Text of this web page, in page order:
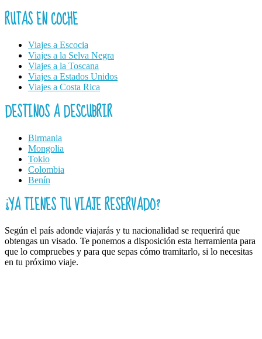
RUTAS EN COCHE
Viajes a Escocia
Viajes a la Selva Negra
Viajes a la Toscana
Viajes a Estados Unidos
Viajes a Costa Rica
DESTINOS A DESCUBRIR
Birmania
Mongolia
Tokio
Colombia
Benín
¿YA TIENES TU VIAJE RESERVADO?
Según el país adonde viajarás y tu nacionalidad se requerirá que
obtengas un visado. Te ponemos a disposición esta herramienta para
que lo compruebes y para que sepas cómo tramitarlo, si lo necesitas
en tu próximo viaje.